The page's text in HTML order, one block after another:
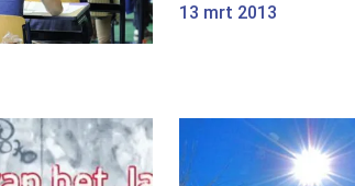
13 mrt 2013